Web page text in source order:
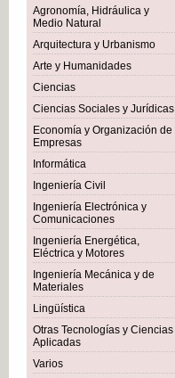
Agronomía, Hidráulica y
Medio Natural
Arquitectura y Urbanismo
Arte y Humanidades
Ciencias
Ciencias Sociales y Jurídicas
Economía y Organización de
Empresas
Informática
Ingeniería Civil
Ingeniería Electrónica y
Comunicaciones
Ingeniería Energética,
Eléctrica y Motores
Ingeniería Mecánica y de
Materiales
Lingüística
Otras Tecnologías y Ciencias
Aplicadas
Varios